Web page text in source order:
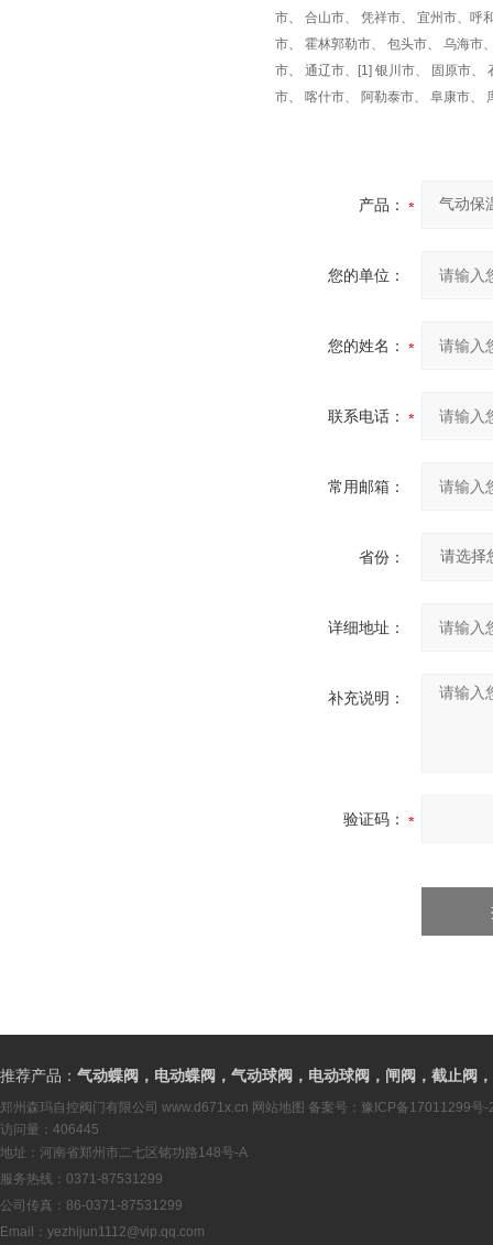
市、 合山市、 凭祥市、 宜州市、呼
市、 霍林郭勒市、 包头市、 乌海市
市、 通辽市、[1] 银川市、 固原市、
市、 喀什市、 阿勒泰市、 阜康市、
产品：
您的单位：
您的姓名：
联系电话：
常用邮箱：
省份：
详细地址：
补充说明：
验证码：
推荐产品： 气动蝶阀，电动蝶阀，气动球阀，电动球阀，闸阀，截止阀
郑州森玛自控阀门有限公司 www.d671x.cn 网站地图 备案号： 豫ICP备17011299号-
访问量：406445
地址：河南省郑州市二七区铭功路148号-A
服务热线：0371-87531299
公司传真：86-0371-87531299
Email： yezhijun1112@vip.qq.com